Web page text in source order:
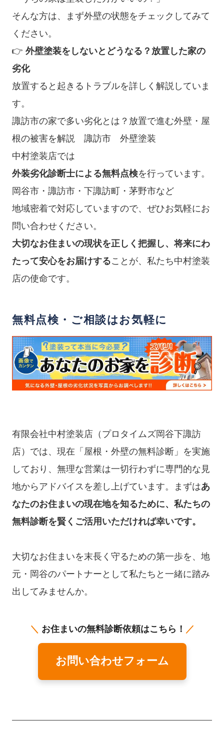
そんな方は、まず外壁の状態をチェックしてみて
ください。
👉 外壁塗装をしないとどうなる？放置した家の
劣化
放置すると起きるトラブルを詳しく解説していま
す。
諏訪市の家で多い劣化とは？放置で進む外壁・屋
根の被害を解説 諏訪市 外壁塗装
中村塗装店では
外装劣化診断士による無料点検を行っています。
岡谷市・諏訪市・下諏訪町・茅野市など
地域密着で対応していますので、ぜひお気軽にお
問い合わせください。
大切なお住まいの現状を正しく把握し、将来にわ
たって安心をお届けすることが、私たち中村塗装
店の使命です。
無料点検・ご相談はお気軽に
有限会社中村塗装店（プロタイムズ岡谷下諏訪
店）では、現在「屋根・外壁の無料診断」を実施
しており、無理な営業は一切行わずに専門的な見
地からアドバイスを差し上げています。まずはあ
なたのお住まいの現在地を知るために、私たちの
無料診断を賢くご活用いただければ幸いです。
大切なお住まいを末長く守るための第一歩を、地
元・岡谷のパートナーとして私たちと一緒に踏み
出してみませんか。
＼ お住まいの無料診断依頼はこちら！ ／
お問い合わせフォーム